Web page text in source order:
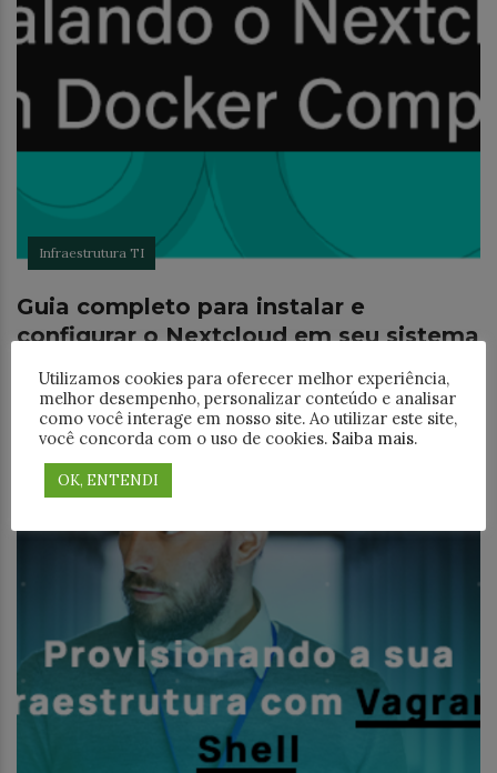
Infraestrutura TI
Guia completo para instalar e
configurar o Nextcloud em seu sistema
O que é Nextcloud? O Nextcloud é uma aplicação
OpenSource (Código Aberto) para armazenamento de
arquivos/pastas entre grupos e usuários em nuvem,
sendo acessível tanto por um navegador ou client
Utilizamos cookies para oferecer melhor experiência,
melhor desempenho, personalizar conteúdo e analisar
como você interage em nosso site. Ao utilizar este site,
você concorda com o uso de cookies. Saiba mais.
OK, ENTENDI